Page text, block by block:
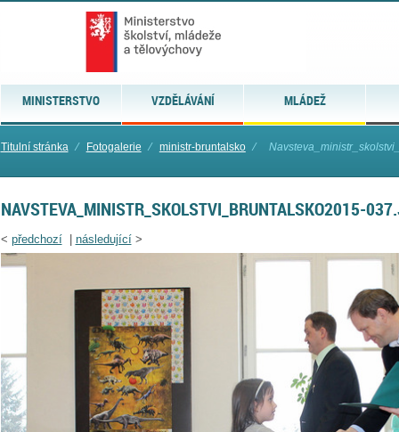
MINISTERSTVO VZDĚLÁVÁNÍ MLÁDEŽ
Titulní stránka ⁄ Fotogalerie ⁄ ministr-bruntalsko ⁄
NAVSTEVA_MINISTR_SKOLSTVI_BRUNTALSKO2015-
< předchozí| následující>